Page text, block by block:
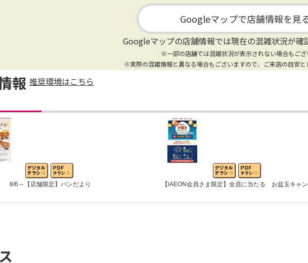
Googleマップで店舗情報を見
Googleマップの店舗情報では現在の混雑状況が確
※一部の店舗では混雑状況が表示されない場合もござ
※実際の混雑情報と異なる場合もございますので、ご来店の目安
報 推奨環境はこちら
8/6～【店舗限定】パンだより 【iAEON会員さま限定】全員に当たる お盆玉キャ